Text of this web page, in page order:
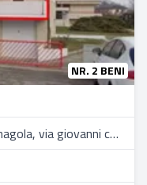
NR. 2 BENI
Carbonera, Frazione mignagola, via giovanni comisso, 18